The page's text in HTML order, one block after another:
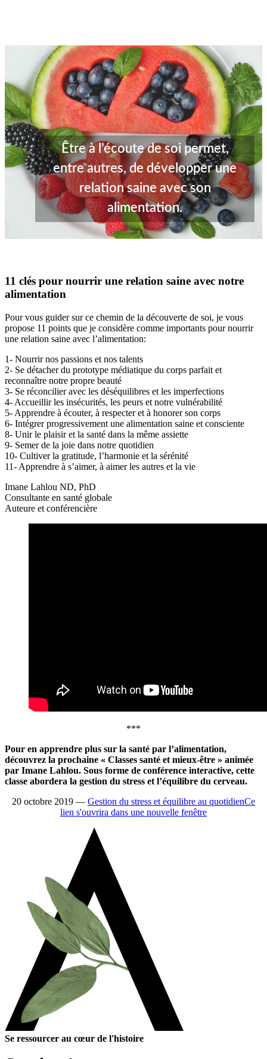
Être à l’écoute de soi permet,
entre autres, de développer une
relation saine avec son
alimentation.
11 clés pour nourrir une relation saine avec notre
alimentation
Pour vous guider sur ce chemin de la découverte de soi, je vous
propose 11 points que je considère comme importants pour nourrir
une relation saine avec l’alimentation:
1- Nourrir nos passions et nos talents
2- Se détacher du prototype médiatique du corps parfait et
reconnaître notre propre beauté
3- Se réconcilier avec les déséquilibres et les imperfections
4- Accueillir les insécurités, les peurs et notre vulnérabilité
5- Apprendre à écouter, à respecter et à honorer son corps
6- Intégrer progressivement une alimentation saine et consciente
8- Unir le plaisir et la santé dans la même assiette
9- Semer de la joie dans notre quotidien
10- Cultiver la gratitude, l’harmonie et la sérénité
11- Apprendre à s’aimer, à aimer les autres et la vie
Imane Lahlou ND, PhD
Consultante en santé globale
Auteure et conférencière
***
Pour en apprendre plus sur la santé par l’alimentation,
découvrez la prochaine « Classes santé et mieux-être » animée
par Imane Lahlou. Sous forme de conférence interactive, cette
classe abordera la gestion du stress et l’équilibre du cerveau.
20 octobre 2019 — Gestion du stress et équilibre au quotidienCe
lien s'ouvrira dans une nouvelle fenêtre
Se ressourcer au cœur de l'histoire